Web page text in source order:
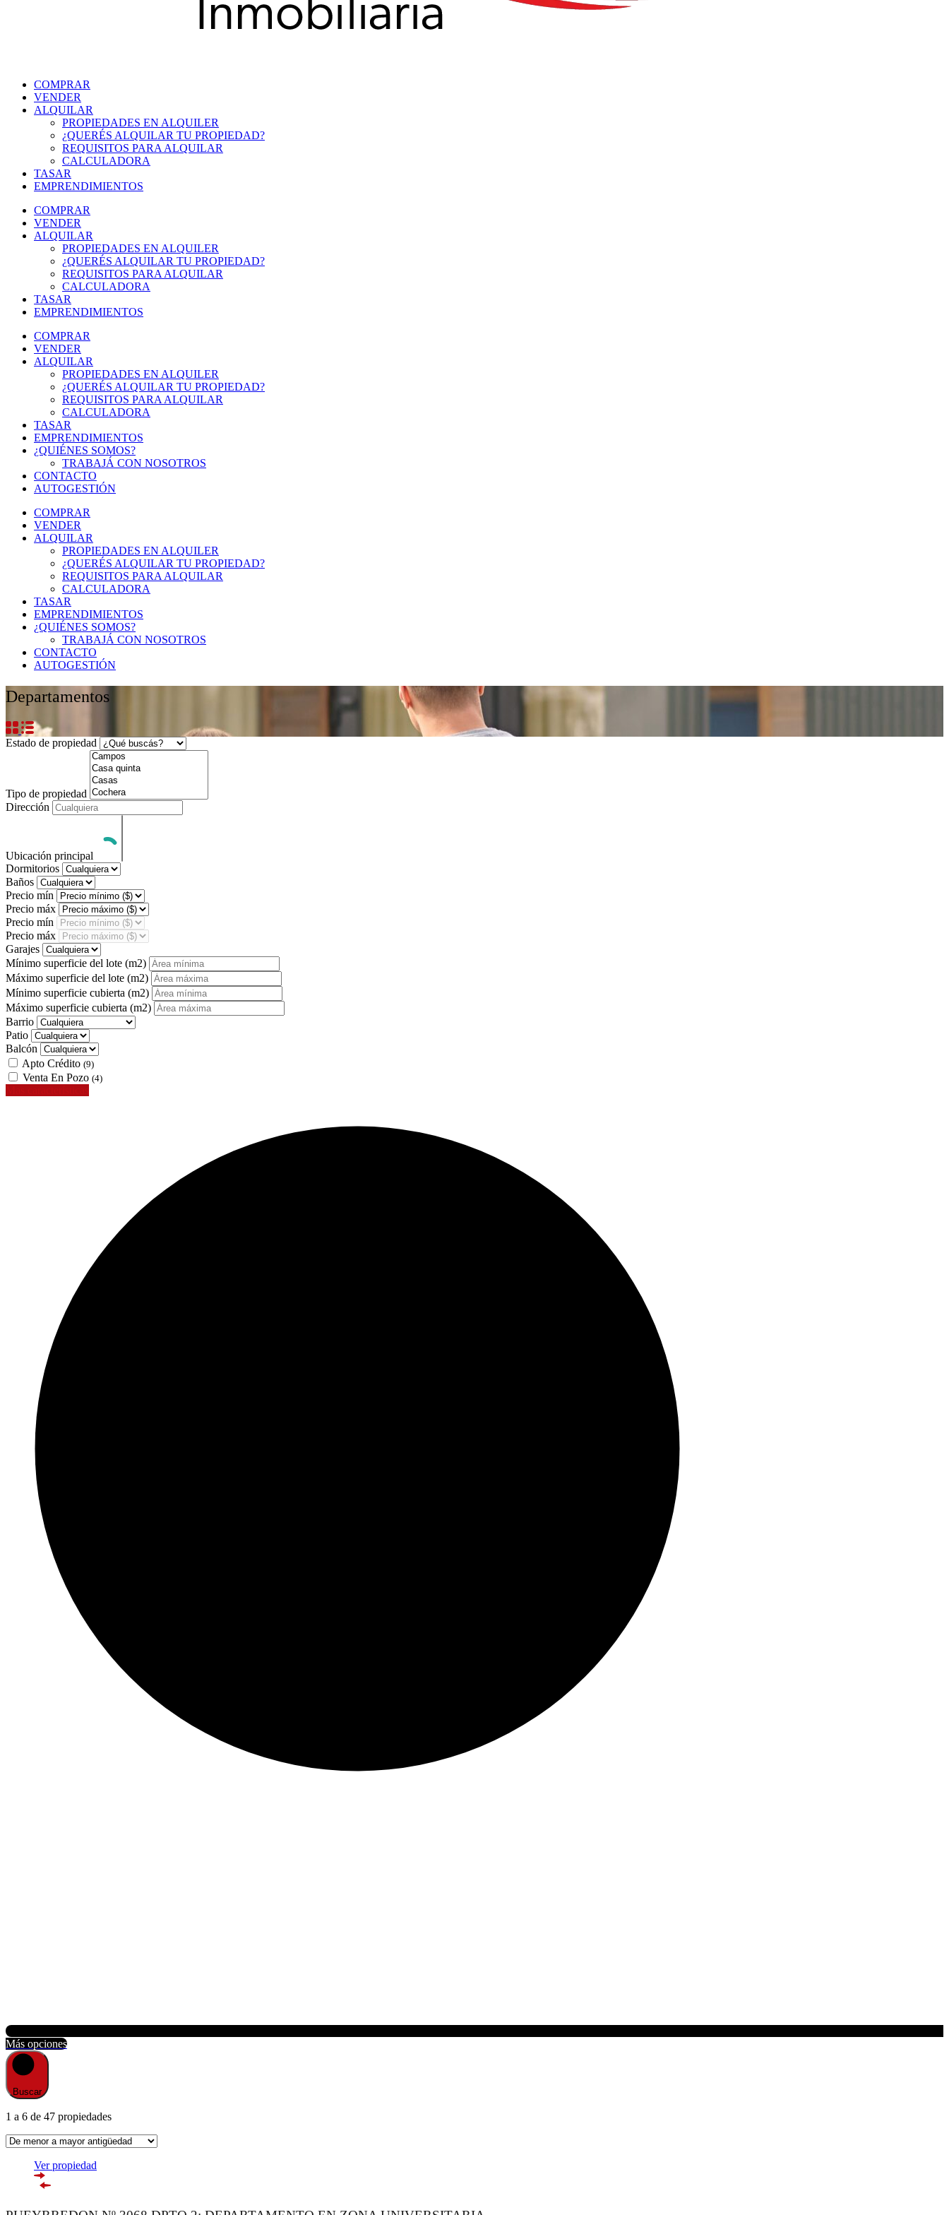
COMPRAR
VENDER
ALQUILAR
PROPIEDADES EN ALQUILER
¿QUERÉS ALQUILAR TU PROPIEDAD?
REQUISITOS PARA ALQUILAR
CALCULADORA
TASAR
EMPRENDIMIENTOS
COMPRAR
VENDER
ALQUILAR
PROPIEDADES EN ALQUILER
¿QUERÉS ALQUILAR TU PROPIEDAD?
REQUISITOS PARA ALQUILAR
CALCULADORA
TASAR
EMPRENDIMIENTOS
COMPRAR
VENDER
ALQUILAR
PROPIEDADES EN ALQUILER
¿QUERÉS ALQUILAR TU PROPIEDAD?
REQUISITOS PARA ALQUILAR
CALCULADORA
TASAR
EMPRENDIMIENTOS
¿QUIÉNES SOMOS?
TRABAJÁ CON NOSOTROS
CONTACTO
AUTOGESTIÓN
COMPRAR
VENDER
ALQUILAR
PROPIEDADES EN ALQUILER
¿QUERÉS ALQUILAR TU PROPIEDAD?
REQUISITOS PARA ALQUILAR
CALCULADORA
TASAR
EMPRENDIMIENTOS
¿QUIÉNES SOMOS?
TRABAJÁ CON NOSOTROS
CONTACTO
AUTOGESTIÓN
Departamentos
Estado de propiedad
Tipo de propiedad
Dirección
Ubicación principal
Dormitorios
Baños
Precio mín
Precio máx
Precio mín
Precio máx
Garajes
Mínimo superficie del lote (m2)
Máximo superficie del lote (m2)
Mínimo superficie cubierta (m2)
Máximo superficie cubierta (m2)
Barrio
Patio
Balcón
Apto Crédito (9)
Venta En Pozo (4)
Buscar
1 a 6 de 47 propiedades
Ver propiedad